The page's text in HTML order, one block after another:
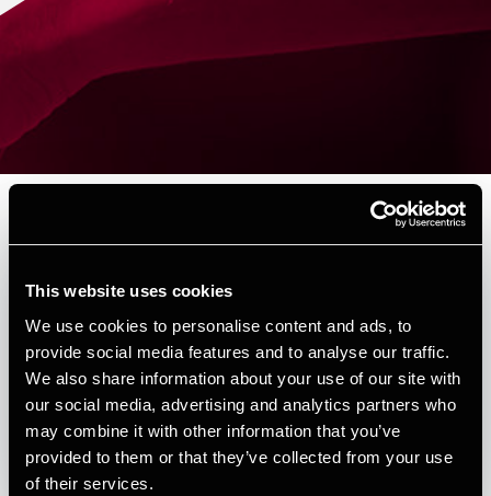
This website uses cookies
We use cookies to personalise content and ads, to
provide social media features and to analyse our traffic.
We also share information about your use of our site with
our social media, advertising and analytics partners who
may combine it with other information that you’ve
provided to them or that they’ve collected from your use
of their services.
DEPECHEN NYHEDSBREV
Forfattere
Opens In A New Window/tab
Opens In A New Window/tab
Opens In A New Window/tab
Opens In A New Window/tab